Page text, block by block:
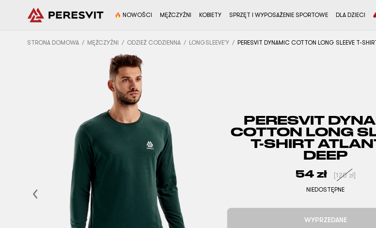
NOWOŚCI MĘŻCZYŹNI KOBIETY SPRZĘT I WYPOSAŻENIE SPORTOWE DLA DZIECI
STRONA DOMOWA MĘŻCZYŹNI ODZIEŻ CODZIENNA LONGSLEEVE'Y PERESVIT DYNAMIC COTTON LONG SLEEVE T-
Previous
PERESVIT
COTTON LONG
T-SHIRT
DEEP
54 zł [120 zł]
NIEDOSTĘPNE
WYPRZEDANE